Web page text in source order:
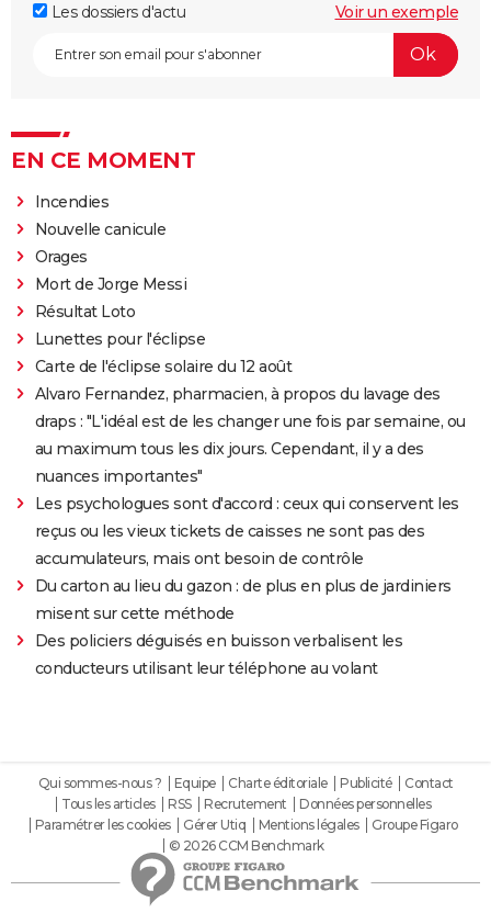
Les dossiers d'actu
Voir un exemple
EN CE MOMENT
Incendies
Nouvelle canicule
Orages
Mort de Jorge Messi
Résultat Loto
Lunettes pour l'éclipse
Carte de l'éclipse solaire du 12 août
Alvaro Fernandez, pharmacien, à propos du lavage des
draps : "L'idéal est de les changer une fois par semaine, ou
au maximum tous les dix jours. Cependant, il y a des
nuances importantes"
Les psychologues sont d'accord : ceux qui conservent les
reçus ou les vieux tickets de caisses ne sont pas des
accumulateurs, mais ont besoin de contrôle
Du carton au lieu du gazon : de plus en plus de jardiniers
misent sur cette méthode
Des policiers déguisés en buisson verbalisent les
conducteurs utilisant leur téléphone au volant
Qui sommes-nous ? Equipe Charte éditoriale Publicité
Contact
Tous les articles
RSS Recrutement
Données personnelles
Paramétrer les cookies
Gérer Utiq Mentions légales
Groupe Figaro
© 2026 CCM Benchmark